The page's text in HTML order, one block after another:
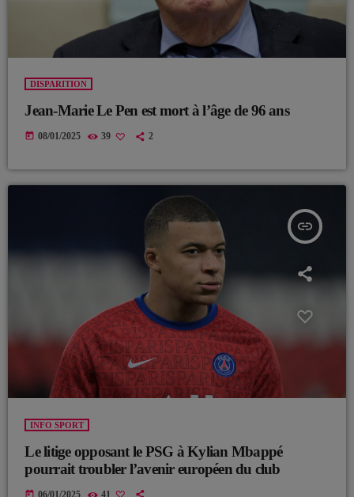
DISPARITION
Jean-Marie Le Pen est mort à l’âge de 96 ans
today 08/01/2025 39 2
insert_link
INFO SPORT
Le litige opposant le PSG à Kylian Mbappé
pourrait troubler l’avenir européen du club
today 06/01/2025 41